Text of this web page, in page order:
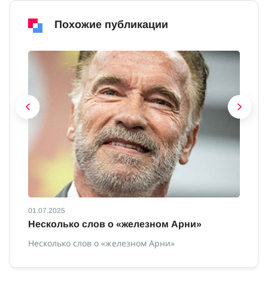
Похожие публикации
01.07.2025
Несколько слов о «железном Арни»
Несколько слов о «железном Арни»